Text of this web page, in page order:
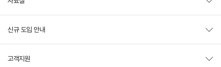
신규 도입 안내
고객지원